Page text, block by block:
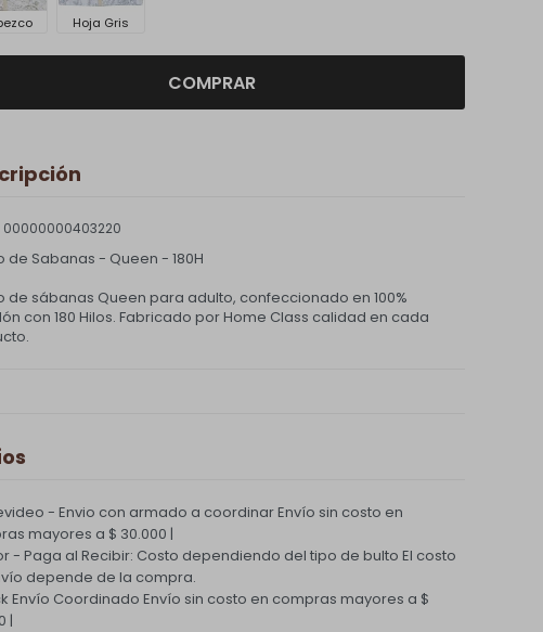
Hoja Gris
COMPRAR
00000000403220
de Sabanas - Queen - 180H
de sábanas Queen para adulto, confeccionado en 100%
con 180 Hilos. Fabricado por Home Class calidad en cada
- Envio con armado a coordinarEnvío sin costo en
mayores a $ 30.000 |
- Paga al Recibir: Costo dependiendo del tipo de bulto El costo
depende de la compra.
Envío Coordinado Envío sin costo en compras mayores a $
|